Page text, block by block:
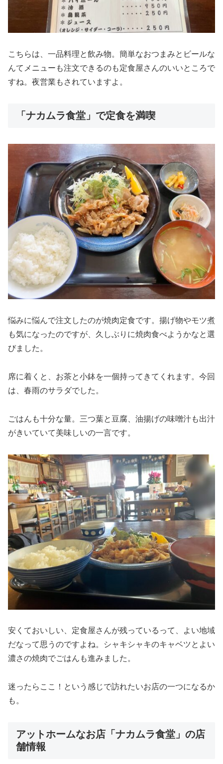
こちらは、一品料理と飲み物。簡単なおつまみとビールな
んてメニューも注文できるのも定食屋さんのいいところで
すね。夜営業もされていますよ。
「ナカムラ食堂」で定食を満喫
悩みに悩んで注文したのが焼肉定食です。揚げ物やモツ煮
も気になったのですが、久しぶりに焼肉食べようかなと選
びました。
席に着くと、お茶と小鉢を一個持ってきてくれます。今回
は、春雨のサラダでした。
ごはんも十分な量。三つ葉と豆腐、油揚げの味噌汁も出汁
がきいていて美味しいの一言です。
安くておいしい、定食屋さんが残っているって、よい地域
だなって思うのですよね。シャキシャキのキャベツとよい
濃さの焼肉でごはんも進みました。
迷ったらここ！という感じで訪れたいお店の一つになるか
も。
アットホームなお店「ナカムラ食堂」の店
舗情報